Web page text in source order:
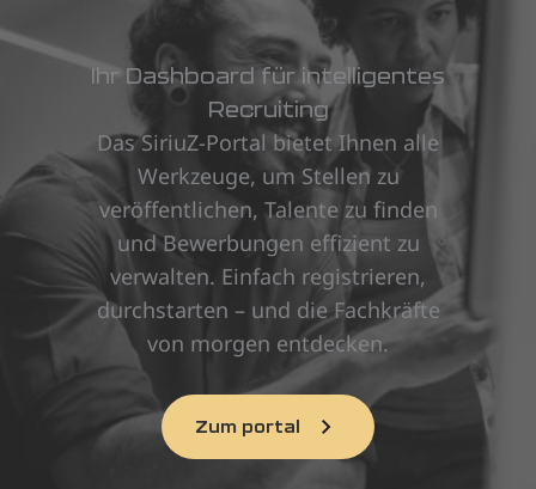
Ihr Dashboard für intelligentes
Recruiting
Das SiriuZ-Portal bietet Ihnen alle
Werkzeuge, um Stellen zu
veröffentlichen, Talente zu finden
und Bewerbungen effizient zu
verwalten. Einfach registrieren,
durchstarten – und die Fachkräfte
von morgen entdecken.
Zum portal